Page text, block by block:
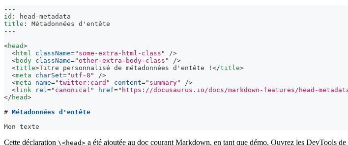
---
id : head -metadata
title :
Métadonnées d'entête
---
<head>
<html className=" some-extra-html-class "
/>
<body className=" other-extra-body-class "
/>
<title>Titre personnalisé de métadonnées d'entête ! </title>
<meta charSet=" utf-8 "
/>
<meta name="twitter:card " content=" summary"
/>
<link rel =" canonical " href=" https://docusaurus.io/docs/markdown-features/head-
</ head>
# Métadonnées d'entête
Mon texte
Cette déclaration \<head> a été ajoutée au doc courant Markdown, en tant que démo. Ouvrez les DevTools